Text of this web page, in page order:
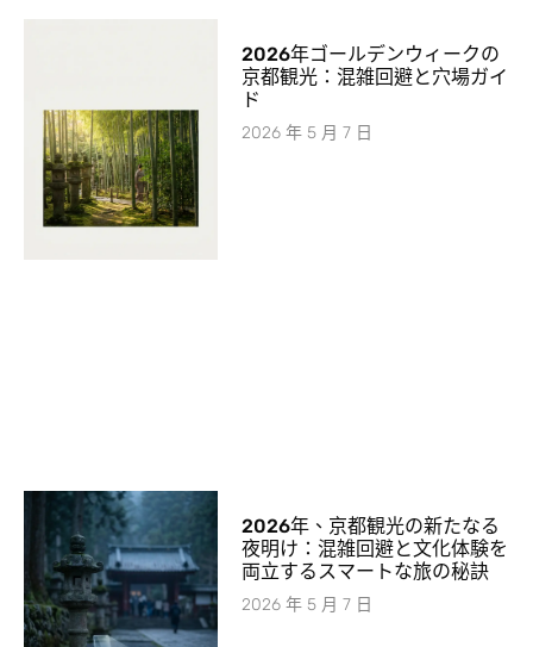
2026年ゴールデンウィークの
京都観光：混雑回避と穴場ガイ
ド
2026 年 5 月 7 日
2026年、京都観光の新たなる
夜明け：混雑回避と文化体験を
両立するスマートな旅の秘訣
2026 年 5 月 7 日